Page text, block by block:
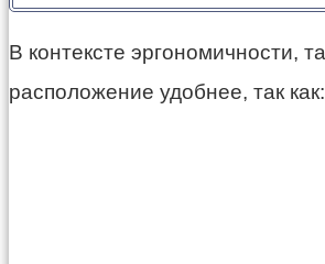
В контексте эргономичности,
расположение удобнее, так как: